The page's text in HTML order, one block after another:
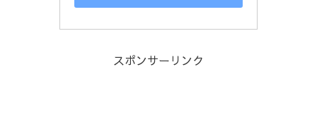
スポンサーリンク